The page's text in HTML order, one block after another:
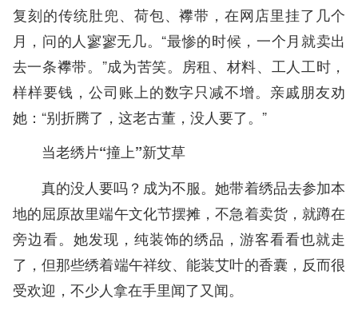
复刻的传统肚兜、荷包、襻带，在网店里挂了几个
月，问的人寥寥无几。“最惨的时候，一个月就卖出
去一条襻带。”成为苦笑。房租、材料、工人工时，
样样要钱，公司账上的数字只减不增。亲戚朋友劝
她：“别折腾了，这老古董，没人要了。”
当老绣片“撞上”新艾草
真的没人要吗？成为不服。她带着绣品去参加本
地的屈原故里端午文化节摆摊，不急着卖货，就蹲在
旁边看。她发现，纯装饰的绣品，游客看看也就走
了，但那些绣着端午祥纹、能装艾叶的香囊，反而很
受欢迎，不少人拿在手里闻了又闻。